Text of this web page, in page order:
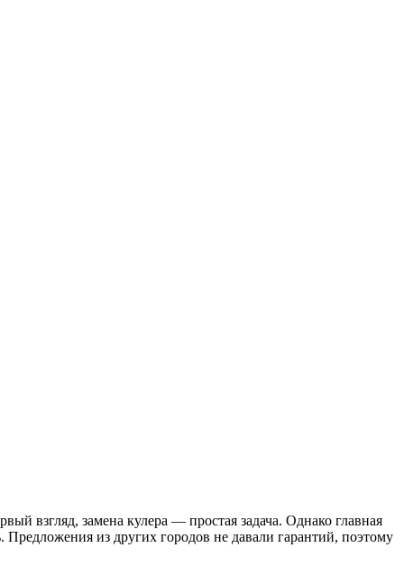
взгляд, замена кулера — простая задача. Однако главная
Предложения из других городов не давали гарантий, поэтому